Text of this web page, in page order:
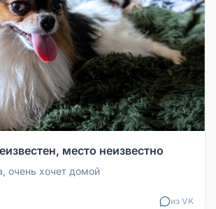
место неизвестно
очень хочет домой
из VK